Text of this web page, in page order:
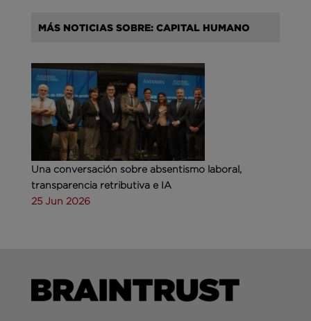
MÁS NOTICIAS SOBRE: CAPITAL HUMANO
Una conversación sobre absentismo laboral,
transparencia retributiva e IA
25 Jun 2026